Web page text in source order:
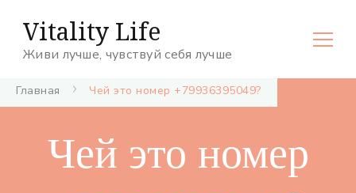
Vitality Life
Живи лучше, чувствуй себя лучше
Главная Чей это номер +79936395049?
Чей это номер